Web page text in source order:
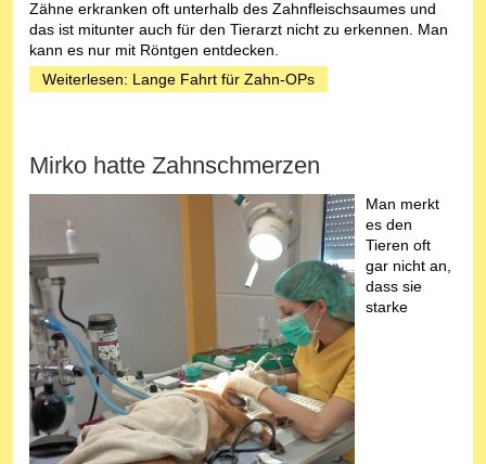
Zähne erkranken oft unterhalb des Zahnfleischsaumes und
das ist mitunter auch für den Tierarzt nicht zu erkennen. Man
kann es nur mit Röntgen entdecken.
Weiterlesen: Lange Fahrt für Zahn-OPs
Mirko hatte Zahnschmerzen
Man merkt
es den
Tieren oft
gar nicht an,
dass sie
starke